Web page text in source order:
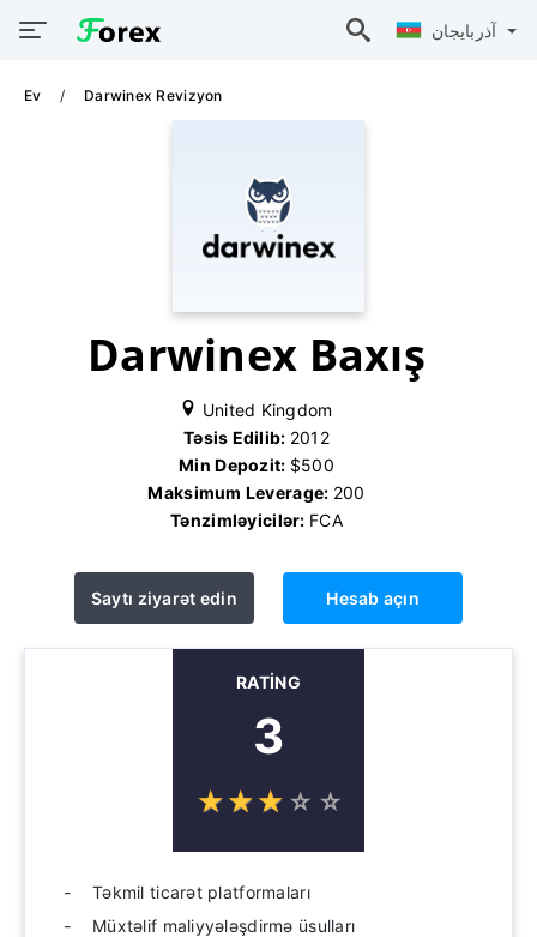
Ev Darwinex Revizyon
Darwinex Baxış
United Kingdom
Təsis Edilib: 2012
Min Depozit: $500
Maksimum Leverage: 200
Tənzimləyicilər: FCA
Saytı ziyarət edin Hesab açın
RATING
3
☆☆☆ ☆ ☆
★★★ ★ ★
Təkmil ticarət platformaları
Müxtəlif maliyyələşdirmə üsulları